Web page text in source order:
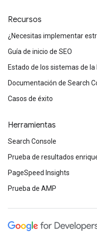
Recursos
¿Necesitas implementar
Guía de inicio de SEO
Estado de los sistemas de la
Documentación de Search
Casos de éxito
Herramientas
Search Console
Prueba de resultados
PageSpeed Insights
Prueba de AMP